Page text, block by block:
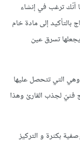
أنّك ترغب في إنشاء
إلى مادة خام
تسرق عين
التي تتحصل عليها
فنيّ لجذب القارئ وهذا
بكثرة و التركيز